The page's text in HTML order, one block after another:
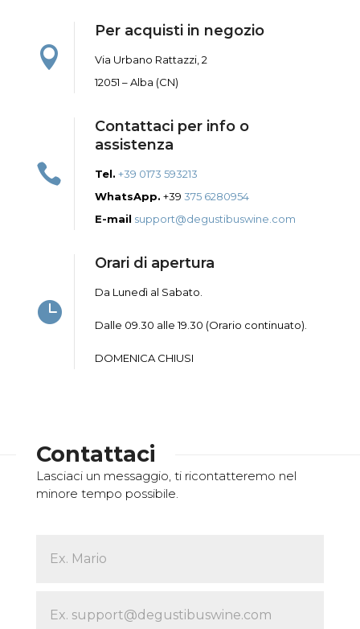

Per acquisti in negozio
Via Urbano Rattazzi, 2
12051 – Alba (CN)

Contattaci per info o
assistenza
Tel. +39 0173 593213
WhatsApp. +39 375 6280954
E-mail support@degustibuswine.com

Orari di apertura
Da Lunedì al Sabato.
Dalle 09.30 alle 19.30 (Orario continuato).
DOMENICA CHIUSI
Contattaci
Lasciaci un messaggio, ti ricontatteremo nel
minore tempo possibile.